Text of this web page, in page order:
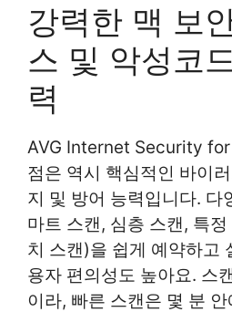
강력한 맥 보
스 및 악성코
력
AVG Internet Security
점은 역시 핵심적인 바이
지 및 방어 능력입니다. 다
마트 스캔, 심층 스캔, 특
치 스캔)을 쉽게 예약하고
용자 편의성도 높아요. 스
이라, 빠른 스캔은 몇 분